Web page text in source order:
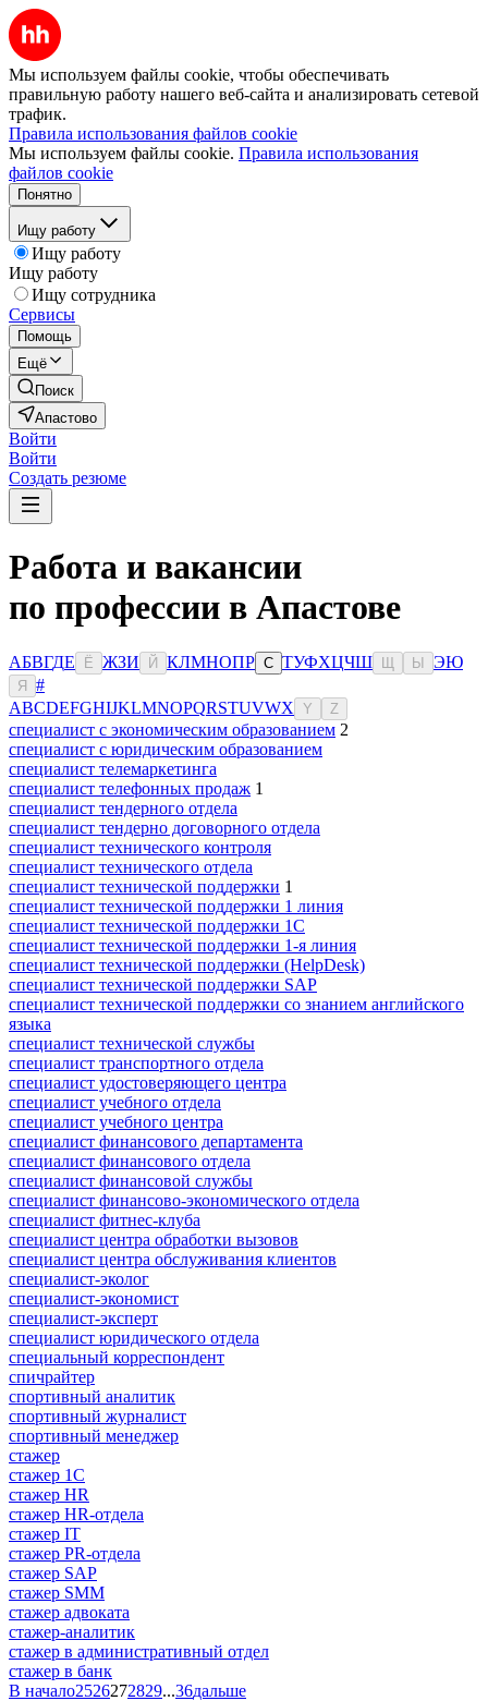
Мы используем файлы cookie, чтобы обеспечивать
правильную работу нашего веб-сайта и анализировать сетевой
трафик.
Правила использования файлов cookie
Мы используем файлы cookie. Правила использования
файлов cookie
Понятно
Ищу работу
Ищу работу
Ищу работу
Ищу сотрудника
Сервисы
Помощь
Ещё
Поиск
Апастово
Войти
Войти
Создать резюме
Работа и вакансии
по профессии в Апастове
АБВГДЕ Ё ЖЗИ Й КЛМНОПР С ТУФХЦЧШ Ы ЭЮ
Я
#
ABCDEFGHIJKLMNOPQRSTUVWX Y Z
специалист с экономическим образованием 2
специалист с юридическим образованием
специалист телемаркетинга
специалист телефонных продаж 1
специалист тендерного отдела
специалист тендерно договорного отдела
специалист технического контроля
специалист технического отдела
специалист технической поддержки 1
специалист технической поддержки 1 линия
специалист технической поддержки 1С
специалист технической поддержки 1-я линия
специалист технической поддержки (HelpDesk)
специалист технической поддержки SAP
специалист технической поддержки со знанием английского
языка
специалист технической службы
специалист транспортного отдела
специалист удостоверяющего центра
специалист учебного отдела
специалист учебного центра
специалист финансового департамента
специалист финансового отдела
специалист финансовой службы
специалист финансово-экономического отдела
специалист фитнес-клуба
специалист центра обработки вызовов
специалист центра обслуживания клиентов
специалист-эколог
специалист-экономист
специалист-эксперт
специалист юридического отдела
специальный корреспондент
спичрайтер
спортивный аналитик
спортивный журналист
спортивный менеджер
стажер
стажер 1С
стажер HR
стажер HR-отдела
стажер IT
стажер PR-отдела
стажер SAP
стажер SMM
стажер адвоката
стажер-аналитик
стажер в административный отдел
стажер в банк
В начало2526272829...36дальше